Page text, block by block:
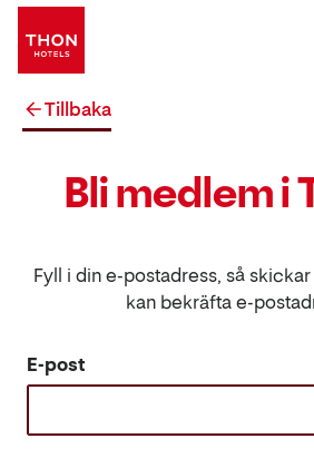
Tillbaka
Bli medlem i
Fyll i din e-postadress, så
kan bekräfta e-
E-post